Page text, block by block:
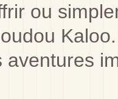
ou
aventures